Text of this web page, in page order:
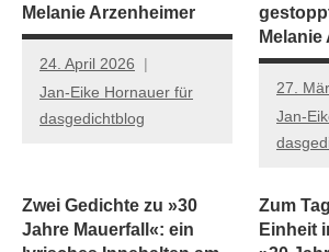
Melanie Arzenheimer
24. April 2026
Jan-Eike Hornauer für
dasgedichtblog
27.
Jan-
Zwei Gedichte zu »30
Jahre Mauerfall«: ein
Zum
Einheit